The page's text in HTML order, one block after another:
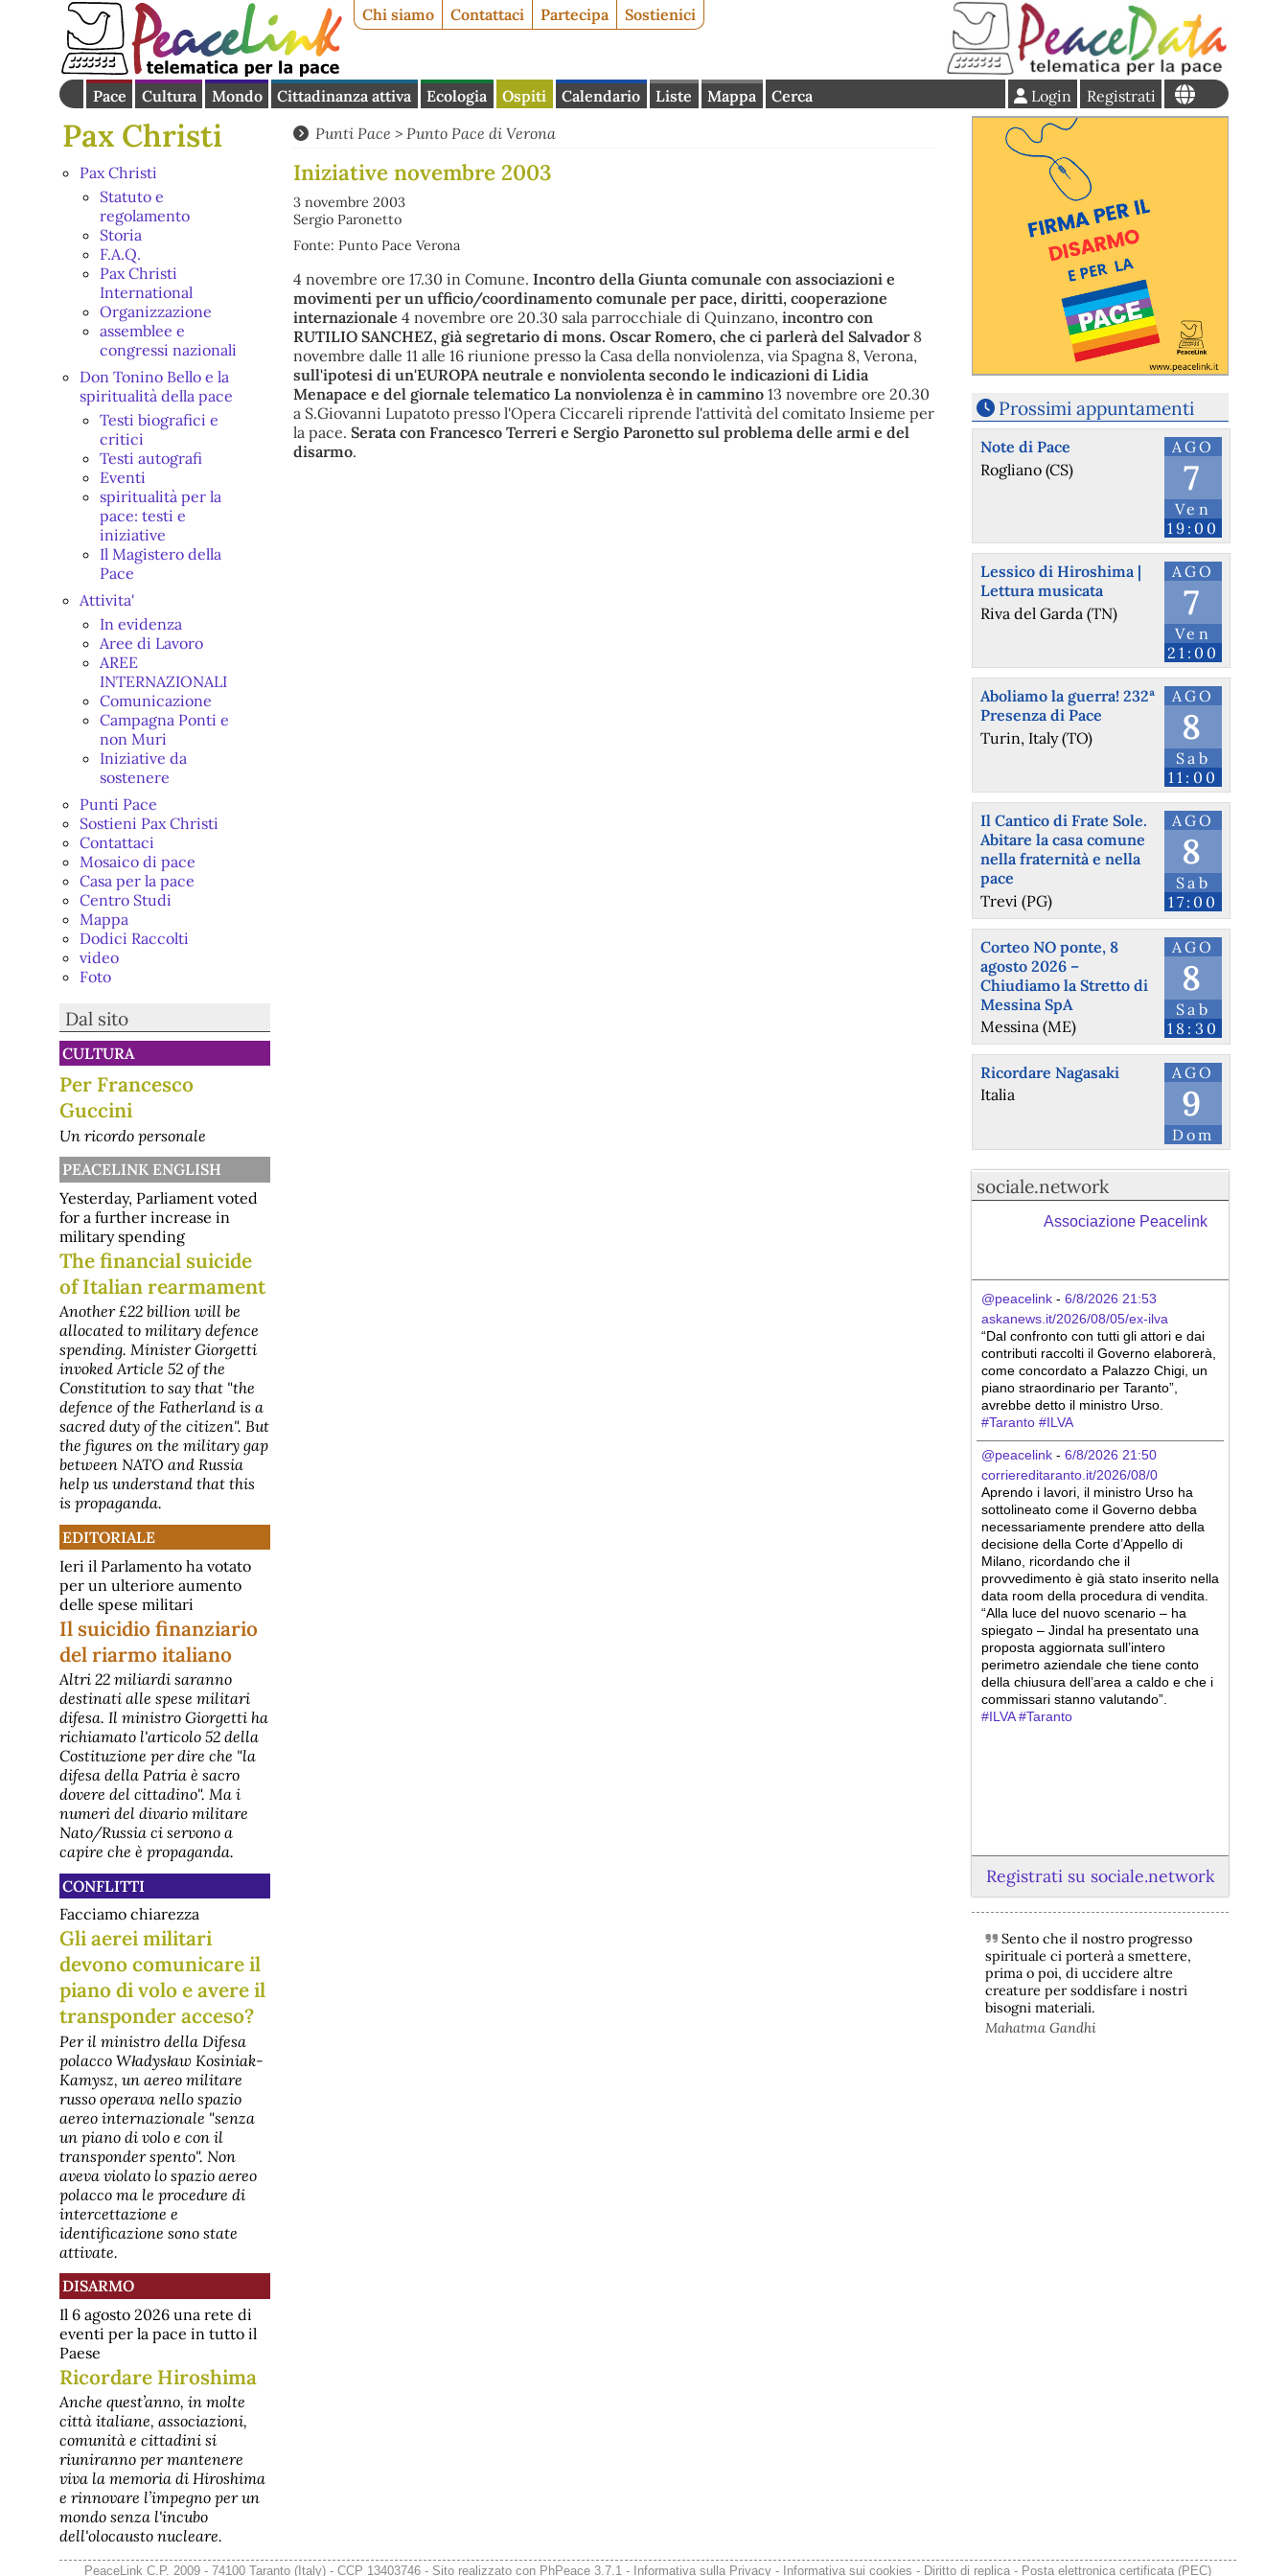
Chi siamo Contattaci Partecipa Sostienici
Pace Cultura Mondo Cittadinanza attiva Ecologia Ospiti Calendario Liste Mappa Cerca Registrati
Login
Pax Christi
Pax Christi
Statuto e
regolamento
Storia
F.A.Q.
Pax Christi
International
Organizzazione
assemblee e
congressi nazionali
Don Tonino Bello e la
spiritualità della pace
Testi biografici e
critici
Testi autografi
Eventi
spiritualità per la
pace: testi e
iniziative
Il Magistero della
Pace
Attivita'
In evidenza
Aree di Lavoro
AREE
INTERNAZIONALI
Comunicazione
Campagna Ponti e
non Muri
Iniziative da
sostenere
Punti Pace
Sostieni Pax Christi
Contattaci
Mosaico di pace
Casa per la pace
Centro Studi
Mappa
Dodici Raccolti
video
Foto
Dal sito
CULTURA
Per Francesco
Guccini
Un ricordo personale
PEACELINK ENGLISH
Yesterday, Parliament voted
for a further increase in
military spending
The financial suicide
of Italian rearmament
Another £22 billion will be
allocated to military defence
spending. Minister Giorgetti
invoked Article 52 of the
Constitution to say that "the
defence of the Fatherland is a
sacred duty of the citizen". But
the figures on the military gap
between NATO and Russia
help us understand that this
is propaganda.
EDITORIALE
Ieri il Parlamento ha votato
per un ulteriore aumento
delle spese militari
Il suicidio finanziario
del riarmo italiano
Altri 22 miliardi saranno
destinati alle spese militari
difesa. Il ministro Giorgetti ha
richiamato l'articolo 52 della
Costituzione per dire che "la
difesa della Patria è sacro
dovere del cittadino". Ma i
numeri del divario militare
Nato/Russia ci servono a
capire che è propaganda.
CONFLITTI
Facciamo chiarezza
Gli aerei militari
devono comunicare il
piano di volo e avere il
transponder acceso?
Per il ministro della Difesa
polacco Władysław Kosiniak-
Kamysz, un aereo militare
russo operava nello spazio
aereo internazionale "senza
un piano di volo e con il
transponder spento". Non
aveva violato lo spazio aereo
polacco ma le procedure di
intercettazione e
identificazione sono state
attivate.
DISARMO
Il 6 agosto 2026 una rete di
eventi per la pace in tutto il
Paese
Ricordare Hiroshima
Anche quest’anno, in molte
città italiane, associazioni,
comunità e cittadini si
riuniranno per mantenere
viva la memoria di Hiroshima
e rinnovare l’impegno per un
mondo senza l'incubo
dell'olocausto nucleare.
Punti Pace >Punto Pace di Verona
Iniziative novembre 2003
3 novembre 2003
Sergio Paronetto
Fonte: Punto Pace Verona
4 novembre ore 17.30 in Comune. Incontro della Giunta comunale con associazioni e
movimenti per un ufficio/coordinamento comunale per pace, diritti, cooperazione
internazionale 4 novembre ore 20.30 sala parrocchiale di Quinzano, incontro con
RUTILIO SANCHEZ, già segretario di mons. Oscar Romero, che ci parlerà del Salvador8
novembre dalle 11 alle 16 riunione presso la Casa della nonviolenza, via Spagna 8, Verona,
sull'ipotesi di un'EUROPA neutrale e nonviolenta secondo le indicazioni di Lidia
Menapace e del giornale telematico La nonviolenza è in cammino13 novembre ore 20.30
a S.Giovanni Lupatoto presso l'Opera Ciccareli riprende l'attività del comitato Insieme per
la pace. Serata con Francesco Terreri e Sergio Paronetto sul problema delle armi e del
disarmo.
Prossimi appuntamenti
AGO
7
Ven
19:00
Note di Pace
Rogliano (CS)
AGO
7
Ven
21:00
Lessico di Hiroshima |
Lettura musicata
Riva del Garda (TN)
AGO
8
Sab
11:00
Aboliamo la guerra! 232ª
Presenza di Pace
Turin, Italy (TO)
AGO
8
Sab
17:00
Il Cantico di Frate Sole.
Abitare la casa comune
nella fraternità e nella
pace
Trevi (PG)
AGO
8
Sab
18:30
Corteo NO ponte, 8
agosto 2026 –
Chiudiamo la Stretto di
Messina SpA
Messina (ME)
AGO
9
Dom
Ricordare Nagasaki
Italia
sociale.network
Associazione Peacelink
@peacelink - 6/8/2026 21:53
askanews.it/2026/08/05/ex-ilva
“Dal confronto con tutti gli attori e dai
contributi raccolti il Governo elaborerà,
come concordato a Palazzo Chigi, un
piano straordinario per Taranto”,
avrebbe detto il ministro Urso.
#Taranto #ILVA
@peacelink - 6/8/2026 21:50
corriereditaranto.it/2026/08/0
Aprendo i lavori, il ministro Urso ha
sottolineato come il Governo debba
necessariamente prendere atto della
decisione della Corte d’Appello di
Milano, ricordando che il
provvedimento è già stato inserito nella
data room della procedura di vendita.
“Alla luce del nuovo scenario – ha
spiegato – Jindal ha presentato una
proposta aggiornata sull’intero
perimetro aziendale che tiene conto
della chiusura dell’area a caldo e che i
commissari stanno valutando”.
#ILVA #Taranto
@peacelink - 6/8/2026 21:45
borsaitaliana.it/borsa/notizie
Si sta ragionando su un piano B per
Taranto dopo la chiusura dell’area a
caldo dell’ILVA?
#ILVA #Taranto
Imprese e del Made in Italy, il Governo
Registrati su sociale.network
Sento che il nostro progresso
spirituale ci porterà a smettere,
prima o poi, di uccidere altre
creature per soddisfare i nostri
bisogni materiali.
Mahatma Gandhi
PeaceLink C.P. 2009 - 74100 Taranto (Italy) - CCP 13403746 - Sito realizzato con PhPeace 3.7.1- Informativa sulla Privacy- Informativa sui cookies - Diritto di replica- Posta elettronica certificata (PEC)